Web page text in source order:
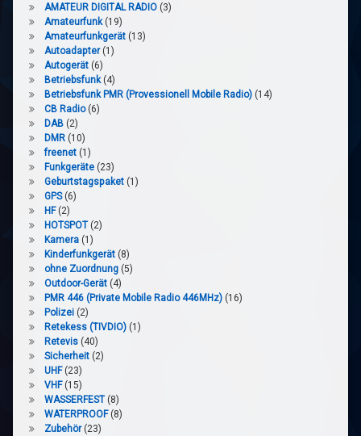
AMATEUR DIGITAL RADIO (3)
Amateurfunk (19)
Amateurfunkgerät (13)
Autoadapter (1)
Autogerät (6)
Betriebsfunk (4)
Betriebsfunk PMR (Provessionell Mobile Radio) (14)
CB Radio (6)
DAB (2)
DMR (10)
freenet (1)
Funkgeräte (23)
Geburtstagspaket (1)
GPS (6)
HF (2)
HOTSPOT (2)
Kamera (1)
Kinderfunkgerät (8)
ohne Zuordnung (5)
Outdoor-Gerät (4)
PMR 446 (Private Mobile Radio 446MHz) (16)
Polizei (2)
Retekess (TIVDIO) (1)
Retevis (40)
Sicherheit (2)
UHF (23)
VHF (15)
WASSERFEST (8)
WATERPROOF (8)
Zubehör (23)